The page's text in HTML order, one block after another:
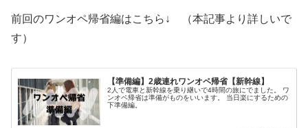
前回のワンオペ帰省編はこちら↓ （本記事より詳しいで
す）
【準備編】2歳連れワンオペ帰省【新幹線】
2人で電車と新幹線を乗り継いで4時間の旅にでました。 ワ
ンオペ帰省は準備がものをいいます。 当日楽にするための
下準備編。